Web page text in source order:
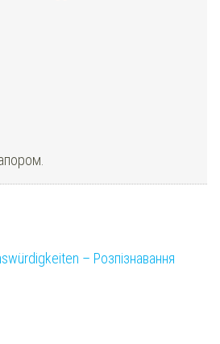
– Розпізнавання